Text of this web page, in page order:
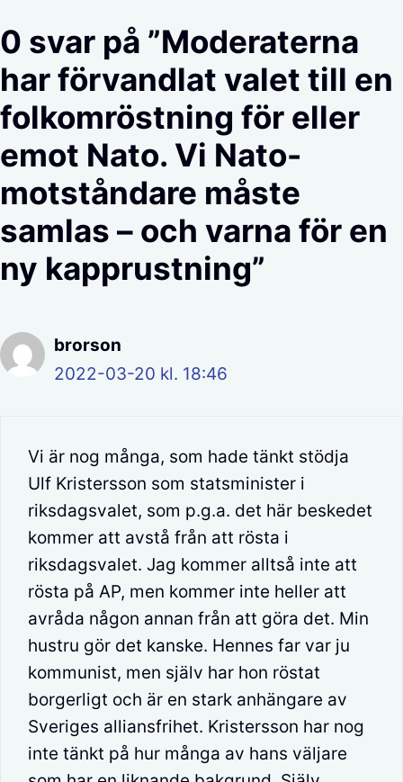
0 svar på ”Moderaterna
har förvandlat valet till en
folkomröstning för eller
emot Nato. Vi Nato-
motståndare måste
samlas – och varna för en
ny kapprustning”
brorson
2022-03-20 kl. 18:46
Vi är nog många, som hade tänkt stödja
Ulf Kristersson som statsminister i
riksdagsvalet, som p.g.a. det här beskedet
kommer att avstå från att rösta i
riksdagsvalet. Jag kommer alltså inte att
rösta på AP, men kommer inte heller att
avråda någon annan från att göra det. Min
hustru gör det kanske. Hennes far var ju
kommunist, men själv har hon röstat
borgerligt och är en stark anhängare av
Sveriges alliansfrihet. Kristersson har nog
inte tänkt på hur många av hans väljare